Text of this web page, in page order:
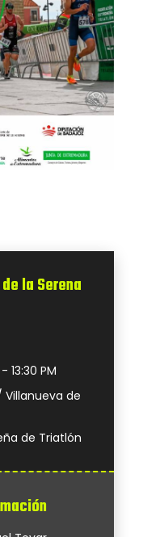
la Serena
13:30 PM
Villanueva de
de Triatlón